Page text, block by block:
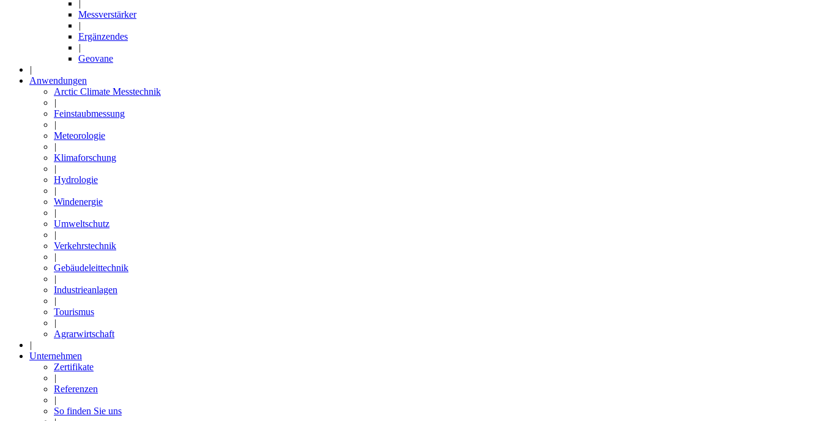
|
Messverstärker
|
Ergänzendes
|
Geovane
|
Anwendungen
Arctic Climate Messtechnik
|
Feinstaubmessung
|
Meteorologie
|
Klimaforschung
|
Hydrologie
|
Windenergie
|
Umweltschutz
|
Verkehrstechnik
|
Gebäudeleittechnik
|
Industrieanlagen
|
Tourismus
|
Agrarwirtschaft
|
Unternehmen
Zertifikate
|
Referenzen
|
So finden Sie uns